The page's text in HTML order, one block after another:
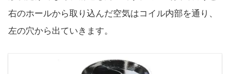
右のホールから取り込んだ空気はコイル内部を通り、
左の穴から出ていきます。